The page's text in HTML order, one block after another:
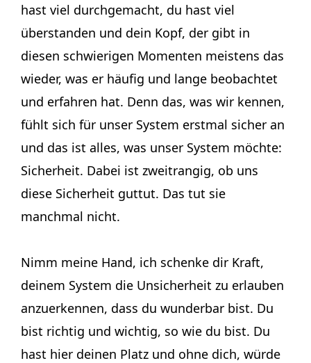
hast viel durchgemacht, du hast viel
überstanden und dein Kopf, der gibt in
diesen schwierigen Momenten meistens das
wieder, was er häufig und lange beobachtet
und erfahren hat. Denn das, was wir kennen,
fühlt sich für unser System erstmal sicher an
und das ist alles, was unser System möchte:
Sicherheit. Dabei ist zweitrangig, ob uns
diese Sicherheit guttut. Das tut sie
manchmal nicht.
Nimm meine Hand, ich schenke dir Kraft,
deinem System die Unsicherheit zu erlauben
anzuerkennen, dass du wunderbar bist. Du
bist richtig und wichtig, so wie du bist. Du
hast hier deinen Platz und ohne dich, würde